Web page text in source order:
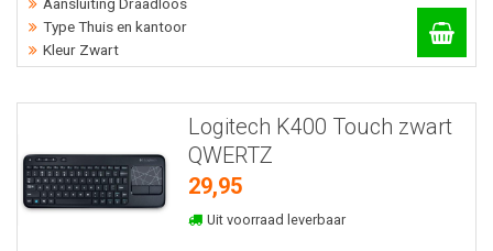
Aansluiting Draadloos
Type Thuis en kantoor
Kleur Zwart
Logitech K400 Touch zwart
QWERTZ
29,95
Uit voorraad leverbaar